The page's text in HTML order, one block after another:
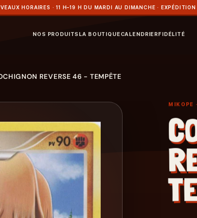
HORAIRES · 11 H–19 H DU MARDI AU DIMANCHE ·
NOS PRODUITS LA BOUTIQUECALENDRIERFIDÉLITÉ
REVERSE 46 - TEMPÊTE
MIKOPE